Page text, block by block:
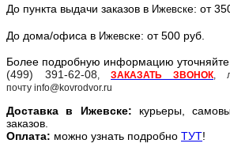
До пункта выдачи заказов в Ижевске: от
До дома/офиса в Ижевске: от 500 руб.
Более подробную информацию
(499) 391-62-08, ЗАКАЗАТЬ ЗВОНОК,
почту info@kovrodvor.ru
Доставка в Ижевске: курьеры,
заказов.
Оплата: можно узнать подробно ТУТ!